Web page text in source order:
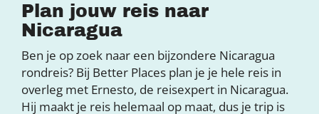
Plan jouw reis naar
Nicaragua
Ben je op zoek naar een bijzondere Nicaragua
rondreis? Bij Better Places plan je je hele reis in
overleg met Ernesto, de reisexpert in Nicaragua.
Hij maakt je reis helemaal op maat, dus je trip is